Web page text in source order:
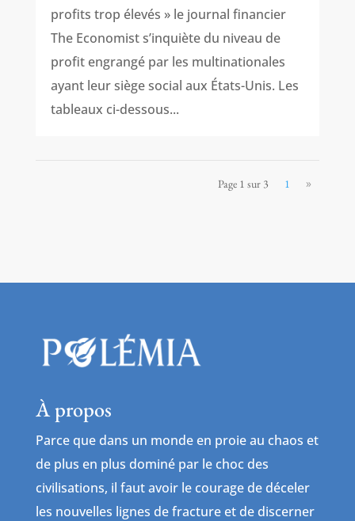
profits trop élevés » le journal financier
The Economist s’inquiète du niveau de
profit engrangé par les multinationales
ayant leur siège social aux États-Unis. Les
tableaux ci-dessous...
Page 1 sur 3 1 »
À propos
Parce que dans un monde en proie au chaos et
de plus en plus dominé par le choc des
civilisations, il faut avoir le courage de déceler
les nouvelles lignes de fracture et de discerner